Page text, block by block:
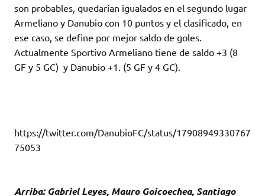
son probables, quedarían igualados en el segundo lugar
Armeliano y Danubio con 10 puntos y el clasificado, en
ese caso, se define por mejor saldo de goles.
Actualmente Sportivo Armeliano tiene de saldo +3 (8
GF y 5 GC) y Danubio +1. (5 GF y 4 GC).
https://twitter.com/DanubioFC/status/17908949330767
75053
Arriba: Gabriel Leyes, Mauro Goicoechea, Santiago